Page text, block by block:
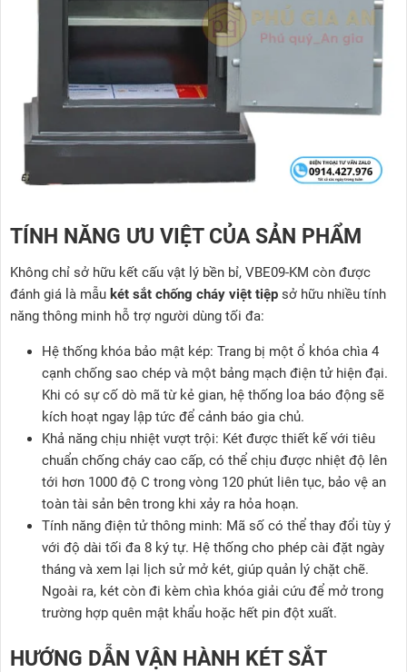
TÍNH NĂNG ƯU VIỆT CỦA SẢN PHẨM
Không chỉ sở hữu kết cấu vật lý bền bỉ, VBE09-KM còn được
đánh giá là mẫu két sắt chống cháy việt tiệp sở hữu nhiều tính
năng thông minh hỗ trợ người dùng tối đa:
Hệ thống khóa bảo mật kép: Trang bị một ổ khóa chìa 4
cạnh chống sao chép và một bảng mạch điện tử hiện đại.
Khi có sự cố dò mã từ kẻ gian, hệ thống loa báo động sẽ
kích hoạt ngay lập tức để cảnh báo gia chủ.
Khả năng chịu nhiệt vượt trội: Két được thiết kế với tiêu
chuẩn chống cháy cao cấp, có thể chịu được nhiệt độ lên
tới hơn 1000 độ C trong vòng 120 phút liên tục, bảo vệ an
toàn tài sản bên trong khi xảy ra hỏa hoạn.
Tính năng điện tử thông minh: Mã số có thể thay đổi tùy ý
với độ dài tối đa 8 ký tự. Hệ thống cho phép cài đặt ngày
tháng và xem lại lịch sử mở két, giúp quản lý chặt chẽ.
Ngoài ra, két còn đi kèm chìa khóa giải cứu để mở trong
trường hợp quên mật khẩu hoặc hết pin đột xuất.
HƯỚNG DẪN VẬN HÀNH KÉT SẮT